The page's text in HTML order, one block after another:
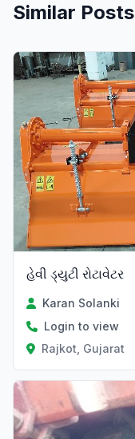
Similar Posts
હેવી ડ્યુટી રોટાવેટર
Karan Solanki
Login to view
Rajkot, Gujarat